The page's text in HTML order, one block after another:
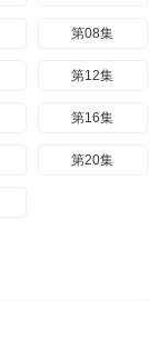
第08集
第12集
第16集
第20集